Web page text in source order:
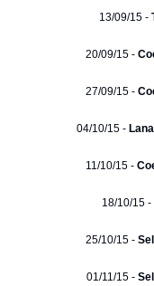
13/09/15 -
20/09/15 -
27/09/15 -
04/10/15 -
11/10/15 -
18/10/15 -
25/10/15 -
01/11/15 -